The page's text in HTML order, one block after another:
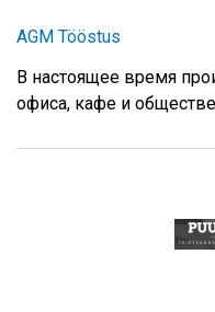
AGM Tööstus
В настоящее время
офиса, кафе и